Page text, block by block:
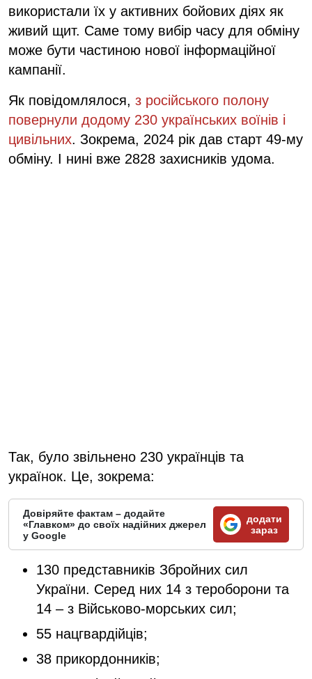
використали їх у активних бойових діях як
живий щит. Саме тому вибір часу для обміну
може бути частиною нової інформаційної
кампанії.
Як повідомлялося, з російського полону
повернули додому 230 українських воїнів і
цивільних. Зокрема, 2024 рік дав старт 49-му
обміну. І нині вже 2828 захисників удома.
Так, було звільнено 230 українців та
українок. Це, зокрема:
Довіряйте фактам – додайте
«Главком» до своїх надійних джерел
у Google
додати
зараз
130 представників Збройних сил
України. Серед них 14 з тероборони та
14 – з Військово-морських сил;
55 нацгвардійців;
38 прикордонників;